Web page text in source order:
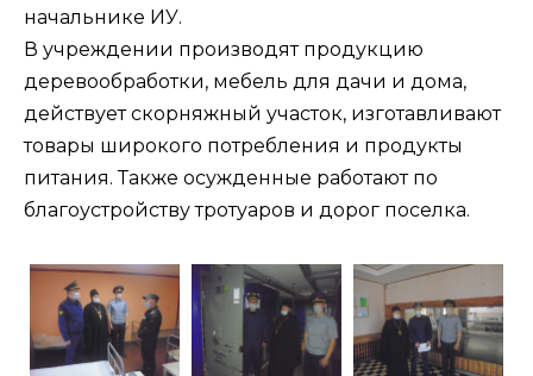
начальнике ИУ.
В учреждении производят продукцию
деревообработки, мебель для дачи и дома,
действует скорняжный участок, изготавливают
товары широкого потребления и продукты
питания. Также осужденные работают по
благоустройству тротуаров и дорог поселка.